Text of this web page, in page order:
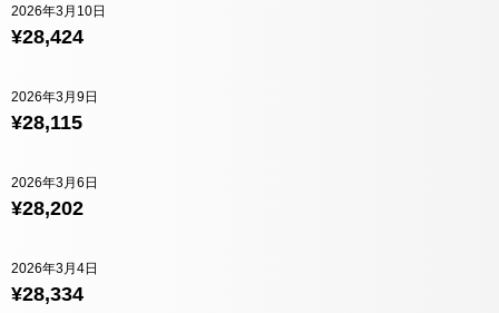
¥28,424
2026年3月10日
¥28,115
2026年3月9日
¥28,202
2026年3月6日
¥28,334
2026年3月4日